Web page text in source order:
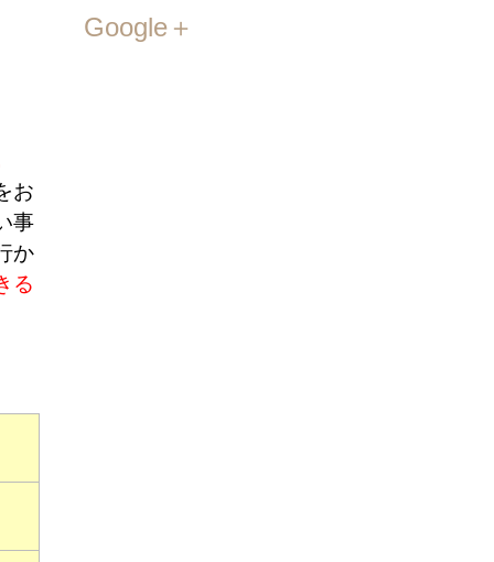
お
事
か
る
Google＋